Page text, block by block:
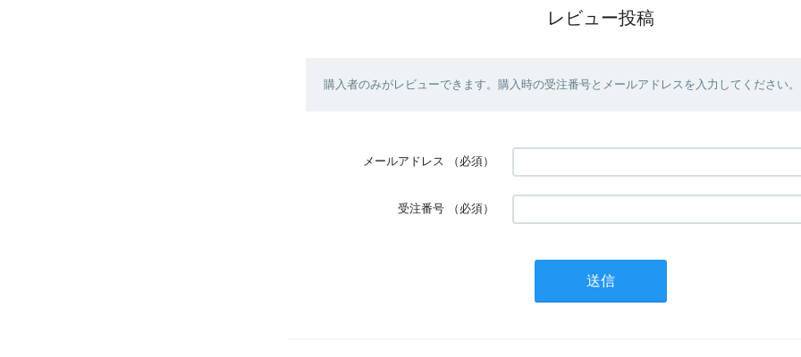
レビュー投稿
購入者のみがレビューできます。購入時の受注番号とメールアドレスを入力してください。
メールアドレス （必須）
受注番号 （必須）